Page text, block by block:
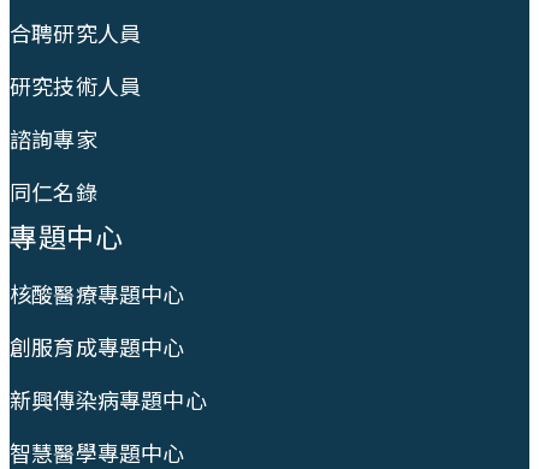
合聘研究人員
研究技術人員
諮詢專家
同仁名錄
專題中心
核酸醫療專題中心
創服育成專題中心
新興傳染病專題中心
智慧醫學專題中心